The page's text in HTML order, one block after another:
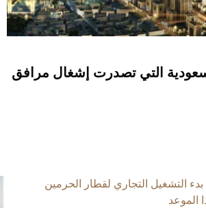
التي تصدرت إشغال مرافق